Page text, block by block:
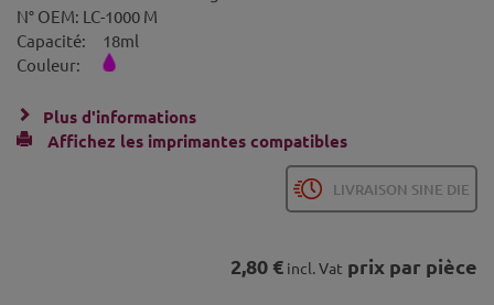
N° OEM: LC-1000 M
Capacité:
18ml
Couleur:
Plus d'informations
Affichez les imprimantes compatibles
LIVRAISON SINE DIE
2,80 € incl. Vat prix par pièce